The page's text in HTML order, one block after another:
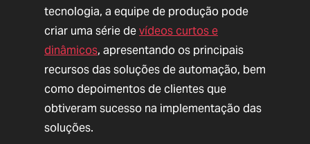
tecnologia, a equipe de produção pode
criar uma série devídeos curtos e
dinâmicos, apresentando os principais
recursos das soluções de automação, bem
como depoimentos de clientes que
obtiveram sucesso na implementação das
soluções.